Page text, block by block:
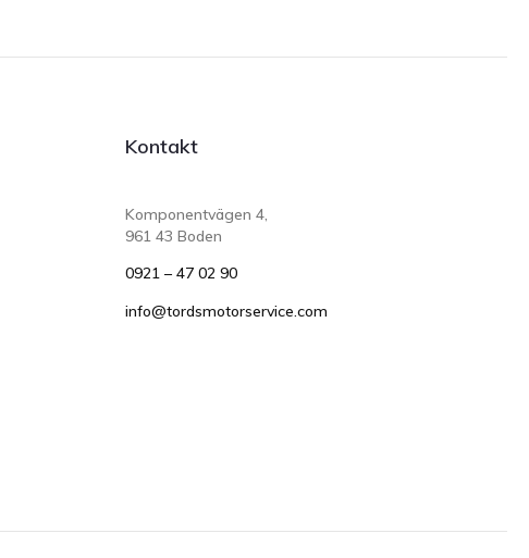
Kontakt
Komponentvägen 4,
961 43 Boden
0921 – 47 02 90
info@tordsmotorservice.com